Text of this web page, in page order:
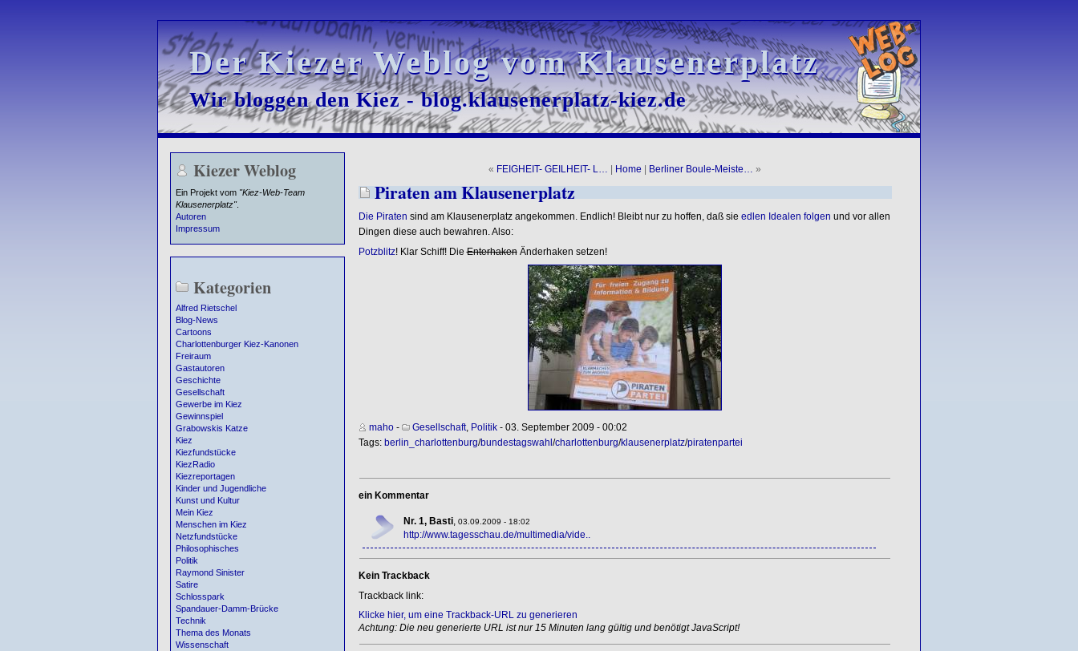
Der Kiezer Weblog vom Klausenerplatz
Der Kiezer Weblog vom Klausenerplatz
Wir bloggen den Kiez - blog.klausenerplatz-kiez.de
Wir bloggen den Kiez - blog.klausenerplatz-kiez.de
Kiezer Weblog
Ein Projekt vom "Kiez-Web-Team
Klausenerplatz".
Autoren
Impressum
Kategorien
Alfred Rietschel
Blog-News
Cartoons
Charlottenburger Kiez-Kanonen
Freiraum
Gastautoren
Geschichte
Gesellschaft
Gewerbe im Kiez
Gewinnspiel
Grabowskis Katze
Kiez
Kiezfundstücke
KiezRadio
Kiezreportagen
Kinder und Jugendliche
Kunst und Kultur
Mein Kiez
Menschen im Kiez
Netzfundstücke
Philosophisches
Politik
Raymond Sinister
Satire
Schlosspark
Spandauer-Damm-Brücke
Technik
Thema des Monats
Wissenschaft
« FEIGHEIT- GEILHEIT- L… Home Berliner Boule-Meiste… »
Piraten am Klausenerplatz
Die Piraten sind am Klausenerplatz angekommen. Endlich! Bleibt nur zu hoffen, daß sie edlen Idealen folgen und vor allen
Dingen diese auch bewahren. Also:
Potzblitz! Klar Schiff! DieEnterhakenÄnderhaken setzen!
maho- Gesellschaft, Politik- 03. September 2009 - 00:02
Tags: berlin_charlottenburg/bundestagswahl/charlottenburg/klausenerplatz/piratenpartei
ein Kommentar
Nr. 1, Basti, 03.09.2009 - 18:02
http://www.tagesschau.de/multimedia/vide..
Kein Trackback
Trackback link:
Klicke hier, um eine Trackback-URL zu generieren
Achtung: Die neu generierte URL ist nur 15 Minuten lang gültig und benötigt JavaScript!